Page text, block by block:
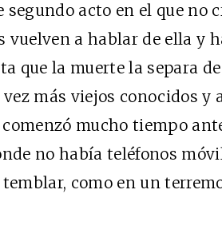
acto en el que no
vuelven a hablar de ella y
que la muerte la separa
más viejos conocidos y
mucho tiempo
no había teléfonos
como en un